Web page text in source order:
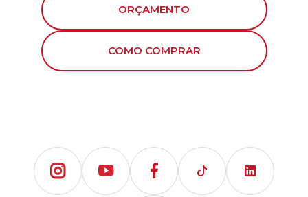
ORÇAMENTO
COMO COMPRAR